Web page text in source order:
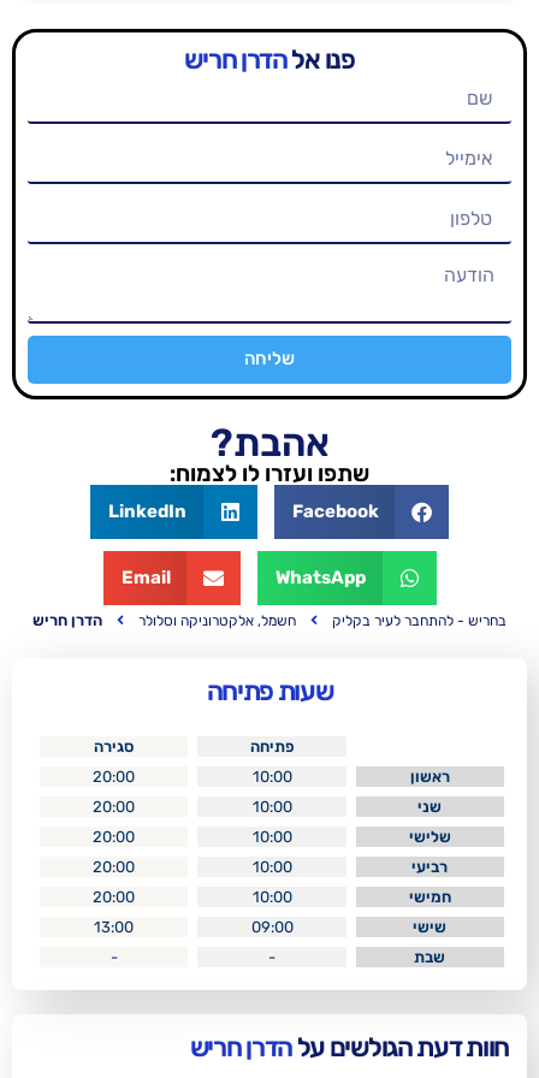
הדרן חריש
שתפו ועזרו לו לצמוח:
LinkedIn
Email
בקליק חשמל, אלקטרוניקה וסלולר הדרן חריש
סגירה
10:00
20:00
10:00
20:00
10:00
20:00
10:00
20:00
10:00
20:00
09:00
13:00
-
-
עלהדרן חריש